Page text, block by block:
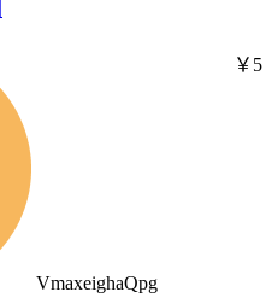
VmaxeighaQpg
￥5